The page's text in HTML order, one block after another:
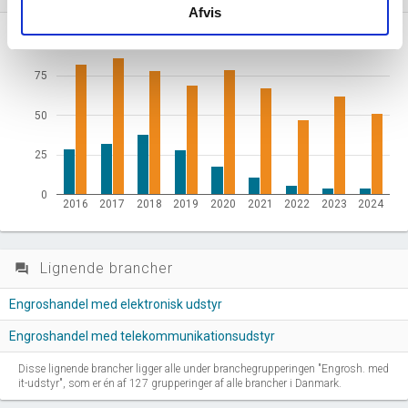
Afvis
2016 2017 2018 2019 2020 2021 2022 2023 2024
0
25
50
75
100
question_answer Lignende brancher
Engroshandel med elektronisk udstyr
Engroshandel med telekommunikationsudstyr
Disse lignende brancher ligger alle under branchegrupperingen "Engrosh. med
it-udstyr", som er én af 127 grupperinger af alle brancher i Danmark.